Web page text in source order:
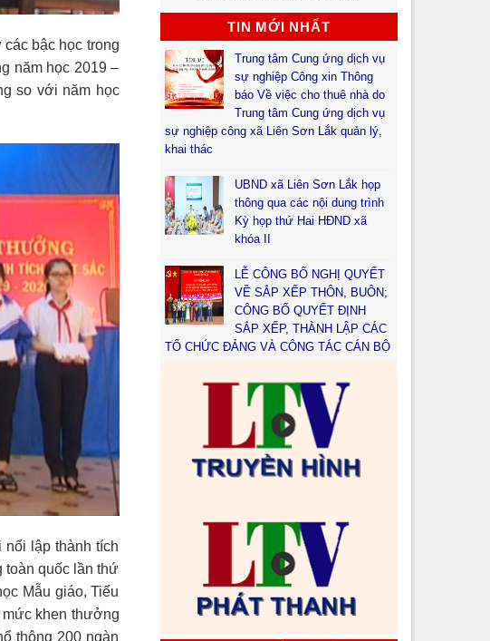
bậc học trong
năm học 2019 –
so với năm học
nổi lập thành tích
quốc lần thứ
Mẫu giáo, Tiểu
mức khen thưởng
thông 200 ngàn
TIN MỚI NHẤT
Trung tâm Cung ứng dịch vụ
sự nghiệp Công xin Thông
báo Về việc cho thuê nhà do
Trung tâm Cung ứng dịch vụ
sự nghiệp công xã Liên Sơn Lắk quản lý,
khai thác
UBND xã Liên Sơn Lắk họp
thông qua các nội dung trình
Kỳ họp thứ Hai HĐND xã
khóa II
LỄ CÔNG BỐ NGHỊ QUYẾT
VỀ SẮP XẾP THÔN, BUÔN;
CÔNG BỐ QUYẾT ĐỊNH
SẮP XẾP, THÀNH LẬP CÁC
TỔ CHỨC ĐẢNG VÀ CÔNG TÁC CÁN BỘ